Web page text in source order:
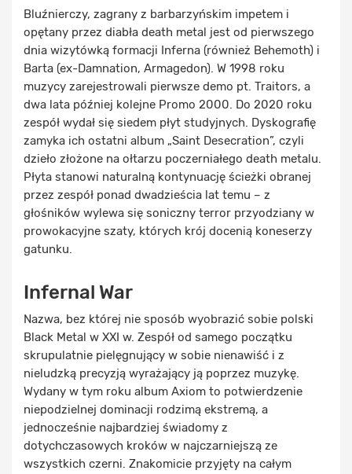
Bluźnierczy, zagrany z barbarzyńskim impetem i
opętany przez diabła death metal jest od pierwszego
dnia wizytówką formacji Inferna (również Behemoth) i
Barta (ex-Damnation, Armagedon). W 1998 roku
muzycy zarejestrowali pierwsze demo pt. Traitors, a
dwa lata później kolejne Promo 2000. Do 2020 roku
zespół wydał się siedem płyt studyjnych. Dyskografię
zamyka ich ostatni album „Saint Desecration”, czyli
dzieło złożone na ołtarzu poczerniałego death metalu.
Płyta stanowi naturalną kontynuację ścieżki obranej
przez zespół ponad dwadzieścia lat temu – z
głośników wylewa się soniczny terror przyodziany w
prowokacyjne szaty, których krój docenią koneserzy
gatunku.
Infernal War
Nazwa, bez której nie sposób wyobrazić sobie polski
Black Metal w XXI w. Zespół od samego początku
skrupulatnie pielęgnujący w sobie nienawiść i z
nieludzką precyzją wyrażający ją poprzez muzykę.
Wydany w tym roku album Axiom to potwierdzenie
niepodzielnej dominacji rodzimą ekstremą, a
jednocześnie najbardziej świadomy z
dotychczasowych kroków w najczarniejszą ze
wszystkich czerni. Znakomicie przyjęty na całym